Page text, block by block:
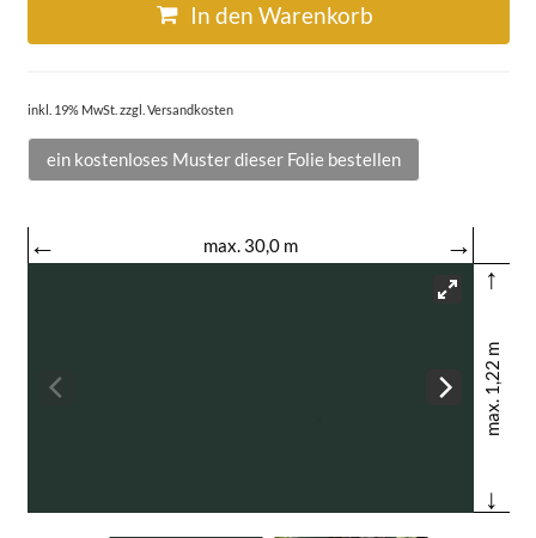
In den Warenkorb
inkl. 19% MwSt. zzgl. Versandkosten
ein kostenloses Muster dieser Folie bestellen
← max. 30,0 m
→
↑
max. 1,22 m
↓